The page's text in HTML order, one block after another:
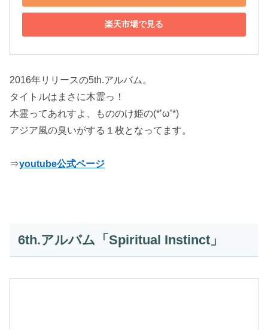
楽天市場で見る
2016年リリースの5th.アルバム。
タイトルはまさに木霊っ！
木霊ってあれすよ、もののけ姫の(*’ω’*)
アジア風の臭いがする１枚となってます。
⇒youtube公式ページ
6th.アルバム「Spiritual Instinct」